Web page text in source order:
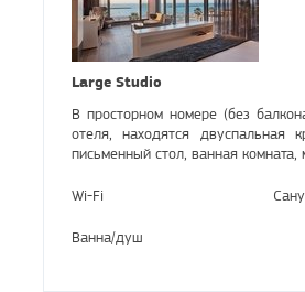
Large Studiо
В просторном номере (без
отеля, находятся двуспальная
письменный стол, ванная комната,
Wi-Fi
Ванна/душ